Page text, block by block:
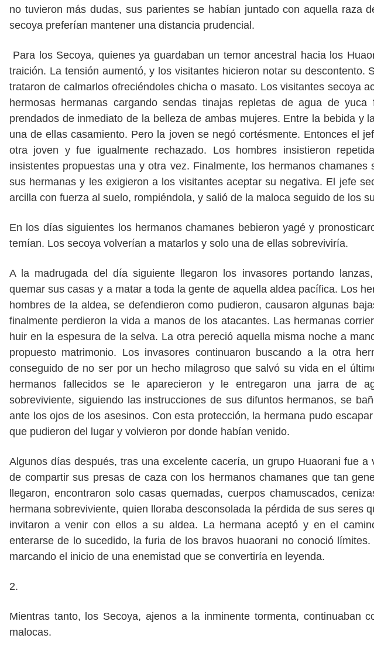
no tuvieron más dudas, sus parientes se habían juntado con aquella raza
secoya preferían mantener una distancia prudencial.
Para los Secoya, quienes ya guardaban un temor ancestral hacia los
traición. La tensión aumentó, y los visitantes hicieron notar su descontento.
trataron de calmarlos ofreciéndoles chicha o masato. Los visitantes secoya
hermosas hermanas cargando sendas tinajas repletas de agua de yuca
prendados de inmediato de la belleza de ambas mujeres. Entre la bebida y
una de ellas casamiento. Pero la joven se negó cortésmente. Entonces el
otra joven y fue igualmente rechazado. Los hombres insistieron
insistentes propuestas una y otra vez. Finalmente, los hermanos
sus hermanas y les exigieron a los visitantes aceptar su negativa. El jefe
arcilla con fuerza al suelo, rompiéndola, y salió de la maloca seguido de los
En los días siguientes los hermanos chamanes bebieron yagé y
temían. Los secoya volverían a matarlos y solo una de ellas sobreviviría.
A la madrugada del día siguiente llegaron los invasores portando
quemar sus casas y a matar a toda la gente de aquella aldea pacífica. Los
hombres de la aldea, se defendieron como pudieron, causaron algunas
finalmente perdieron la vida a manos de los atacantes. Las hermanas
huir en la espesura de la selva. La otra pereció aquella misma noche a
propuesto matrimonio. Los invasores continuaron buscando a la otra
conseguido de no ser por un hecho milagroso que salvó su vida en el
hermanos fallecidos se le aparecieron y le entregaron una jarra de
sobreviviente, siguiendo las instrucciones de sus difuntos hermanos, se
ante los ojos de los asesinos. Con esta protección, la hermana pudo
que pudieron del lugar y volvieron por donde habían venido.
Algunos días después, tras una excelente cacería, un grupo Huaorani fue
de compartir sus presas de caza con los hermanos chamanes que tan
llegaron, encontraron solo casas quemadas, cuerpos chamuscados,
hermana sobreviviente, quien lloraba desconsolada la pérdida de sus seres
invitaron a venir con ellos a su aldea. La hermana aceptó y en el
enterarse de lo sucedido, la furia de los bravos huaorani no conoció
marcando el inicio de una enemistad que se convertiría en leyenda.
2.
Mientras tanto, los Secoya, ajenos a la inminente tormenta, continuaban
malocas.